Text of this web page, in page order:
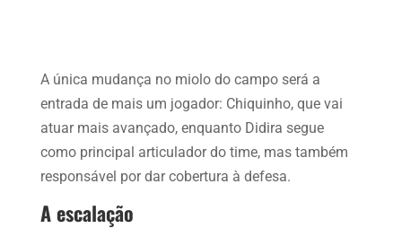
A única mudança no miolo do campo será a
entrada de mais um jogador: Chiquinho, que vai
atuar mais avançado, enquanto Didira segue
como principal articulador do time, mas também
responsável por dar cobertura à defesa.
A escalação